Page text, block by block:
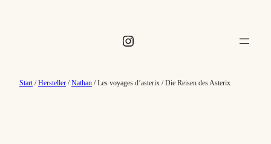
Instagram
Start/Hersteller /Nathan / Les voyages d’asterix / Die Reisen des Asterix